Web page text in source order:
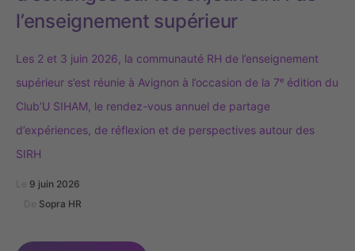
l’enseignement supérieur
Les 2 et 3 juin 2026, la communauté RH de l’enseignement
supérieur s’est réunie à Avignon à l’occasion de la 7ᵉ édition du
Club’U SIHAM, le rendez-vous annuel de partage
d’expériences, de réflexion et de perspectives autour des
SIRH
9 juin 2026
Sopra HR